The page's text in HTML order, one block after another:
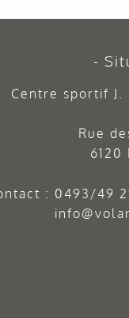
Centre sportif J.
Rue
6120
: 0493/49